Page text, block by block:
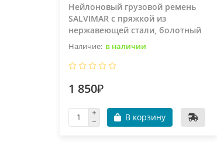
Нейлоновый грузовой ремень
SALVIMAR с пряжкой из
нержавеющей стали, болотный
в наличии
1 850₽
В корзину